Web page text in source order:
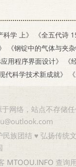
科学 上》 《全五代诗
《钢锭中的气体与夹杂
用程序界面设计》
代科学技术新成就》
网络，站点不存储
族团结 ♥ 弘扬传统
MTOOU.INFO 查询